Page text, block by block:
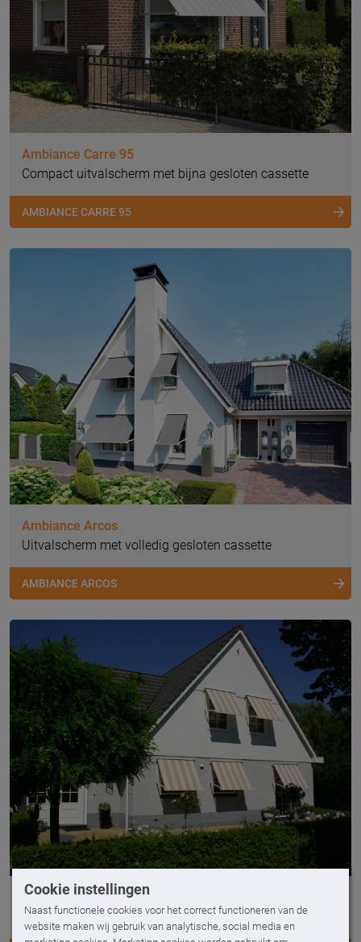
Cookie instellingen
Naast functionele cookies voor het correct functioneren van de
website maken wij gebruik van analytische, social media en
Ambiance Carre 95
Compact uitvalscherm met bijna gesloten cassette
AMBIANCE CARRE 95
Ambiance Arcos
Uitvalscherm met volledig gesloten cassette
AMBIANCE ARCOS
Ambiance Carre 110
Uitvalscherm voor breedtes tot 5,6 meter